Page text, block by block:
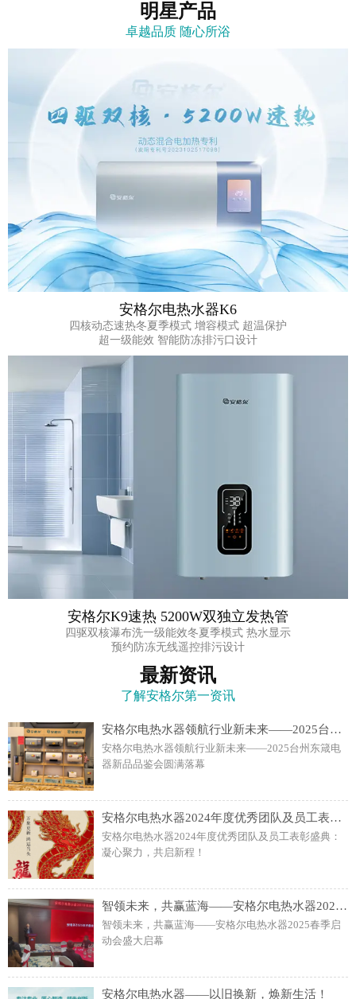
明星产品
卓越品质 随心所浴
安格尔电热水器K6
四核动态速热冬夏季模式 增容模式 超温保护
超一级能效 智能防冻排污口设计
安格尔K9速热 5200W双独立发热管
四驱双核瀑布洗一级能效冬夏季模式 热水显示
预约防冻无线遥控排污设计
最新资讯
了解安格尔第一资讯
安格尔电热水器领航行业新未来——2025台州东箴电器新品品鉴会圆满落幕
安格尔电热水器领航行业新未来——2025台州东箴电
器新品品鉴会圆满落幕
安格尔电热水器2024年度优秀团队及员工表彰盛典：凝心聚力，共启新程！
安格尔电热水器2024年度优秀团队及员工表彰盛典：
凝心聚力，共启新程！
智领未来，共赢蓝海——安格尔电热水器2025春季启动会盛大启幕
智领未来，共赢蓝海——安格尔电热水器2025春季启
动会盛大启幕
安格尔电热水器——以旧换新，焕新生活！